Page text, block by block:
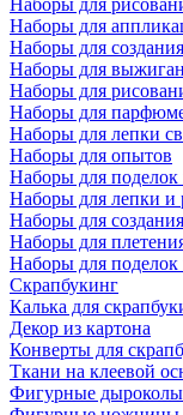
Наборы для
Наборы для
Наборы для
Наборы для
Наборы для
Наборы для
Наборы для лепки
Наборы для опытов
Наборы для поделок
Наборы для лепки и
Наборы для
Наборы для
Наборы для поделок
Скрапбукинг
Калька для
Декор из картона
Конверты для
Ткани на клеевой
Фигурные